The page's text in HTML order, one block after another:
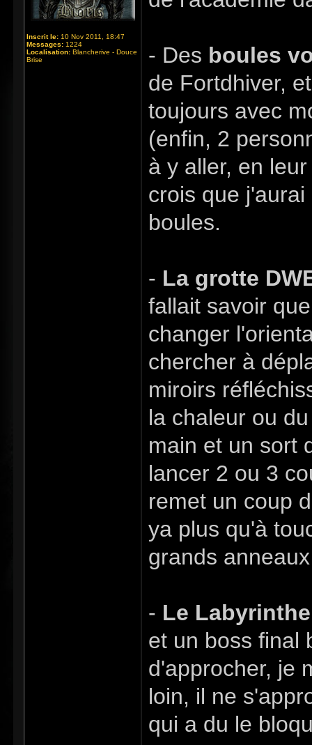
Inscrit le: 10 Nov 2011, 18:47
Messages: 1224
Localisation: Blancherive - Douce
Brise
- Des boules
de Fortdhiver,
toujours avec
(enfin, 2
à y aller, en
crois que
boules.
- La grotte
fallait savoir
changer
chercher à
miroirs
la chaleur ou
main et un sort
lancer 2 ou 3
remet un coup
ya plus qu'à
grands
- Le Labyrinthe
et un boss final
d'approcher, je
loin, il ne
qui a du le